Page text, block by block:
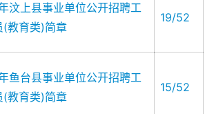
汶上县事业单位公开招聘工
(教育类)简章
19/52
鱼台县事业单位公开招聘工
(教育类)简章
15/52